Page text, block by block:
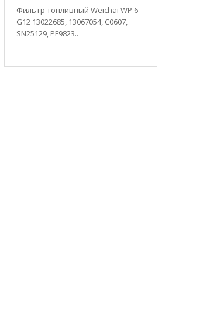
Фильтр топливный Weichai WP 6
G12 13022685, 13067054, C0607,
SN25129, PF9823..